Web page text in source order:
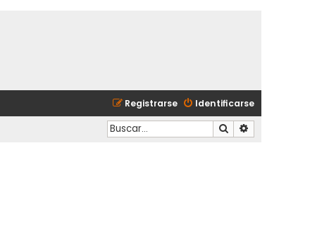
Identificarse
Registrarse
Buscar